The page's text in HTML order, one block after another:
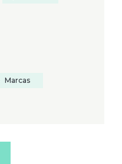
Marcas